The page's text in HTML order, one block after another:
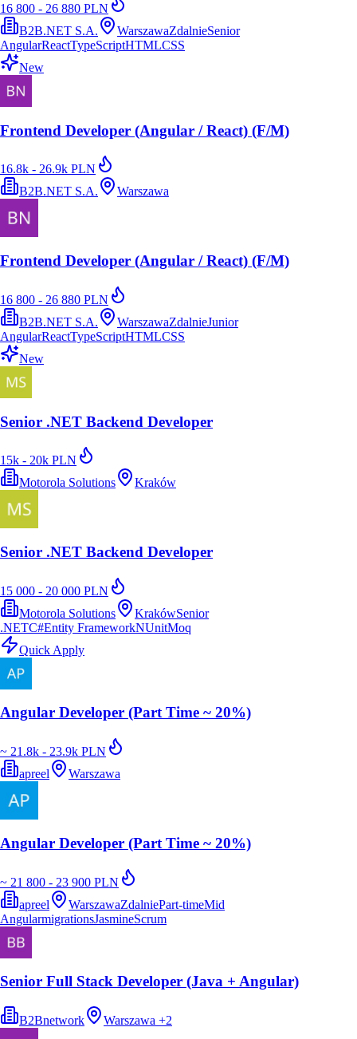
16 800 - 26 880 PLN
B2B.NET S.A.
WarszawaZdalnieSenior
AngularReactTypeScriptHTMLCSS
New
Frontend Developer (Angular / React) (F/M)
16.8k - 26.9k PLN
B2B.NET S.A.
Warszawa
Frontend Developer (Angular / React) (F/M)
16 800 - 26 880 PLN
B2B.NET S.A.
WarszawaZdalnieJunior
AngularReactTypeScriptHTMLCSS
New
Senior .NET Backend Developer
15k - 20k PLN
Motorola Solutions
Kraków
Senior .NET Backend Developer
15 000 - 20 000 PLN
Motorola Solutions
KrakówSenior
.NETC#Entity FrameworkNUnitMoq
Quick Apply
Angular Developer (Part Time ~ 20%)
~ 21.8k - 23.9k PLN
apreel
Warszawa
Angular Developer (Part Time ~ 20%)
~ 21 800 - 23 900 PLN
apreel
WarszawaZdalniePart-timeMid
AngularmigrationsJasmineScrum
Senior Full Stack Developer (Java + Angular)
B2Bnetwork Warszawa +2